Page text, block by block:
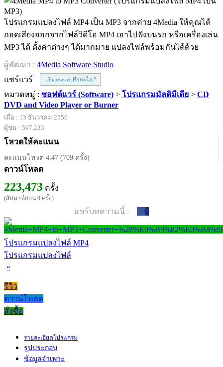
โปรแกรมแปลงไฟล์ MP4 เป็น MP3 จากค่าย 4Media ให้คุณได้
ถอดเสียงออกจากไฟล์วิดีโอ MP4 เอาไปฟังบนรถ หรือเครื่องเล่น
MP3 ได้ ตั้งค่าต่างๆ ได้มากมาย แปลงไฟล์พร้อมกันได้ด้วย
ผู้พัฒนา : 4Media Software Studio
แชร์แวร์
Shareware คืออะไร ?
หมวดหมู่ : ซอฟต์แวร์ (Software) > โปรแกรมมัลติมีเดีย > CD
DVD and Video Player or Burner
เมื่อ : 13 ธันวาคม 2556
ผู้ชม : 597,223
โหวตให้คะแนน
คะแนนโหวต 4.47 (709 ครั้ง)
ดาวน์โหลด
223,473 ครั้ง
(สัปดาห์ก่อน 0 ครั้ง)
แชร์บทความนี้ : 0
โปรแกรมแปลงไฟล์ MP4
โปรแกรมแปลงไฟล์
»
รีวิว
ดาวน์โหลด
สั่งซื้อ
รายละเอียดโปรแกรม
รูปประกอบ
ข้อมูลจำเพาะ